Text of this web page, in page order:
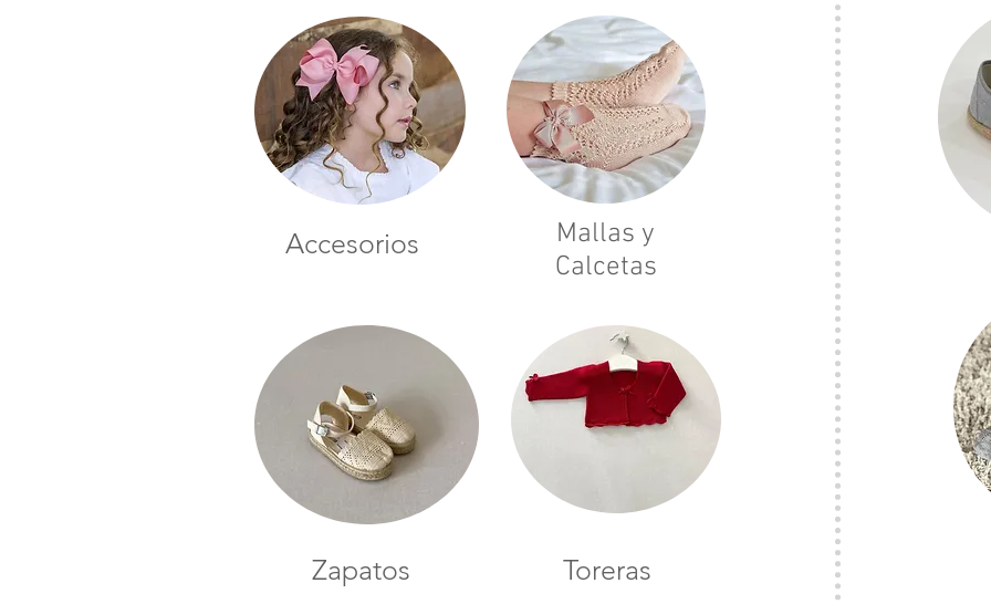
Accesorios
Zapatos
Mallas y
Calcetas
Toreras